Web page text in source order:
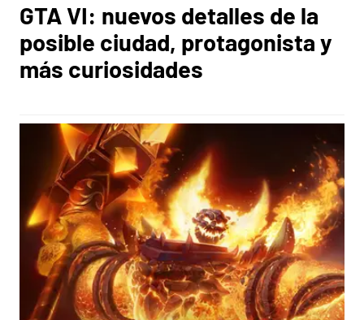
GTA VI: nuevos detalles de la
posible ciudad, protagonista y
más curiosidades